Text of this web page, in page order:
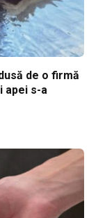
de o firmă
apei s-a